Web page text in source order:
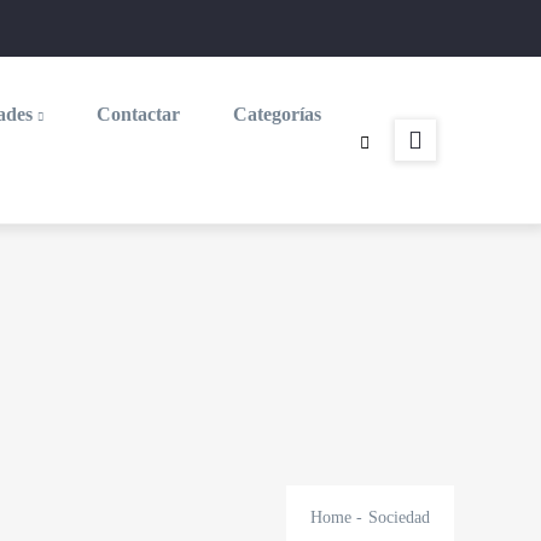
Contactar Categorías
Home - Sociedad